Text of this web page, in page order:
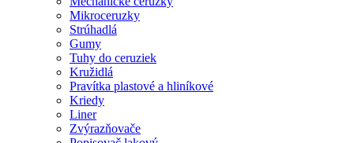
Mikroceruzky
Strúhadlá
Gumy
Tuhy do ceruziek
Kružidlá
Pravítka plastové a hliníkové
Kriedy
Liner
Zvýrazňovače